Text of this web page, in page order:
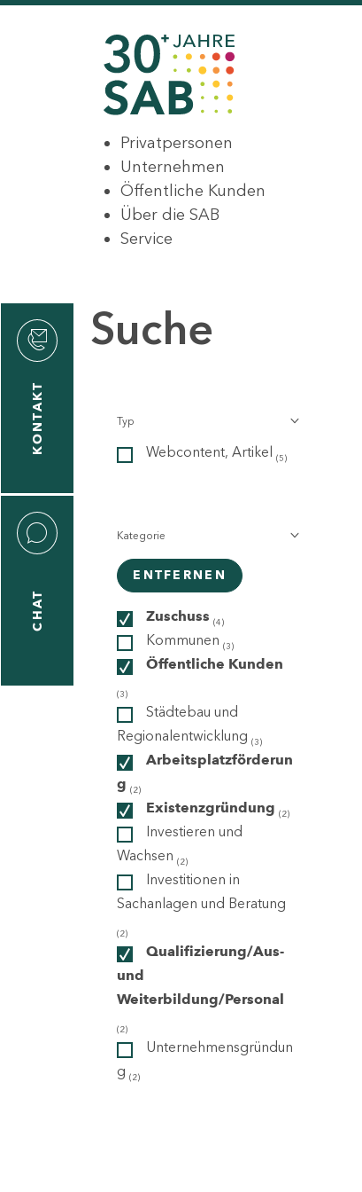
Privatpersonen
Unternehmen
Öffentliche Kunden
Über die SAB
Service
KONTAKT
CHAT
Suche
Typ
Webcontent, Artikel (5)
Kategorie
ENTFERNEN
Zuschuss (4)
Kommunen (3)
Öffentliche Kunden
(3)
Städtebau und
Regionalentwicklung (3)
Arbeitsplatzförderun
g (2)
Existenzgründung (2)
Investieren und
Wachsen (2)
Investitionen in
Sachanlagen und Beratung
(2)
Qualifizierung/Aus-
und
Weiterbildung/Personal
(2)
Unternehmensgründun
g (2)